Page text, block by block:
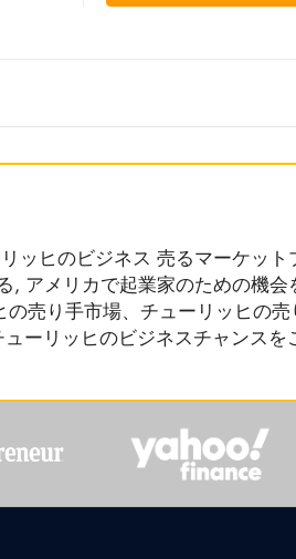
ッヒのビジネス 売るマーケット
, アメリカで起業家のための機会
売り手市場、チューリッヒの売
ーリッヒのビジネスチャンスを